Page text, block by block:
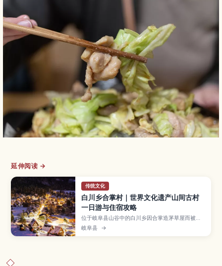
延伸阅读 →
传统文化
白川乡合掌村｜世界文化遗产山间古村
一日游与住宿攻略
位于岐阜县山谷中的白川乡因合掌造茅草屋而被登
录为世界文化遗产，是人气极高的乡村景点。文章
介绍展望台眺望全村的绝佳视角、合掌造民家内部
岐阜县 →